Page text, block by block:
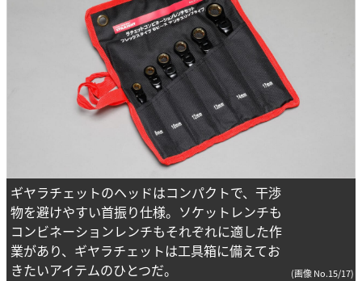
ギヤラチェットのヘッドはコンパクトで、干渉
物を避けやすい首振り仕様。ソケットレンチも
コンビネーションレンチもそれぞれに適した作
業があり、ギヤラチェットは工具箱に備えてお
きたいアイテムのひとつだ。
(画像 No.15/17)